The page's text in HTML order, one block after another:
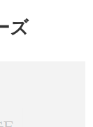
ズ